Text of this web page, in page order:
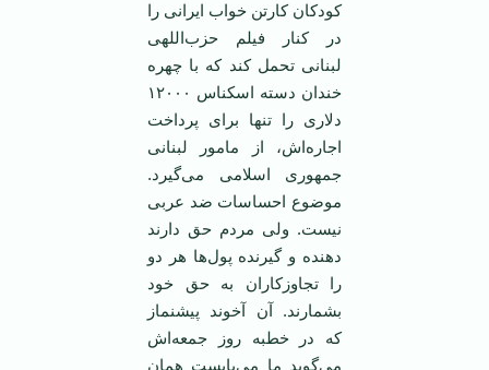
کودکان کارتن خواب ایرانی را
در کنار فیلم حزب‌اللهی
لبنانی تحمل کند که با چهره
خندان دسته اسکناس ۱۲۰۰۰
دلاری را تنها برای پرداخت
اجاره‌اش، از مامور لبنانی
جمهوری اسلامی‌ می‌گیرد.
موضوع احساسات ضد عربی
نیست. ولی مردم حق دارند
دهنده و گیرنده پول‌ها هر دو
را تجاوزکاران به حق خود
بشمارند. آن آخوند پیشنماز
که در خطبه روز جمعه‌اش
می‌گوید ما می‌بایست‌‌ همان